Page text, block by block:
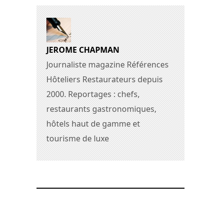
JEROME CHAPMAN
Journaliste magazine Références
Hôteliers Restaurateurs depuis
2000. Reportages : chefs,
restaurants gastronomiques,
hôtels haut de gamme et
tourisme de luxe